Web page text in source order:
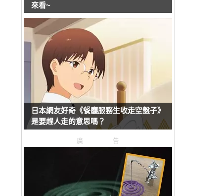
來看~
日本網友好奇《餐廳服務生收走空盤子》
是要趕人走的意思嗎？
廣告